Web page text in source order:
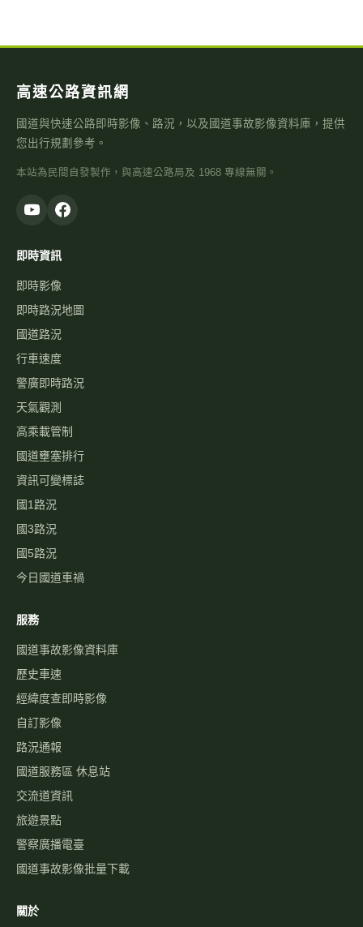
高速公路資訊網
國道與快速公路即時影像、路況，以及國道事故影像資料庫，提供
您出行規劃參考。
本站為民間自發製作，與高速公路局及 1968 專線無關。
即時資訊
即時影像
即時路況地圖
國道路況
行車速度
警廣即時路況
天氣觀測
高乘載管制
國道壅塞排行
資訊可變標誌
國1路況
國3路況
國5路況
今日國道車禍
服務
國道事故影像資料庫
歷史車速
經緯度查即時影像
自訂影像
路況通報
國道服務區 休息站
交流道資訊
旅遊景點
警察廣播電臺
國道事故影像批量下載
關於